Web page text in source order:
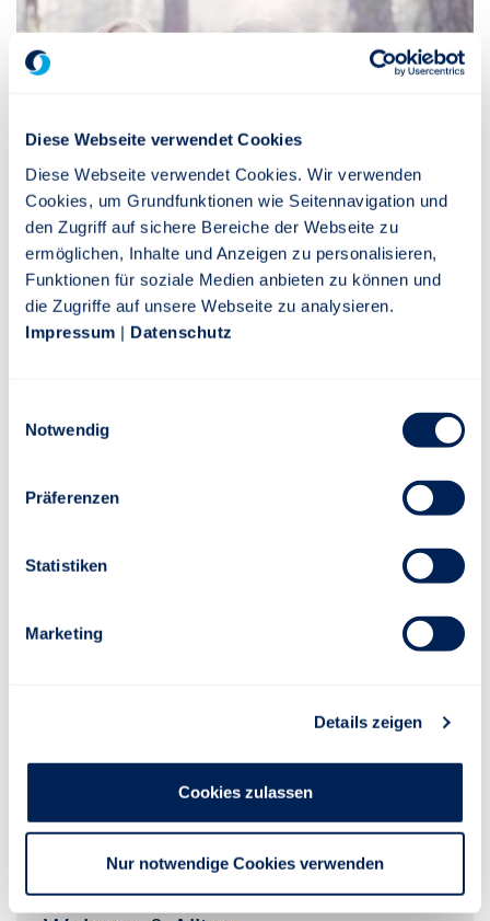
Diese Webseite verwendet Cookies
Diese Webseite verwendet Cookies. Wir verwenden
Cookies, um Grundfunktionen wie Seitennavigation und
den Zugriff auf sichere Bereiche der Webseite zu
ermöglichen, Inhalte und Anzeigen zu personalisieren,
Funktionen für soziale Medien anbieten zu können und
die Zugriffe auf unsere Webseite zu analysieren.
Impressum | Datenschutz
Notwendig
Präferenzen
Statistiken
Marketing
Details zeigen
Cookies zulassen
Nur notwendige Cookies verwenden
Familie & Gesundheit
gewappnet zu sein. Mit der Stuttgarter haben Sie
und Ihre Lieben einen starken Partner an Ihrer Seite.
MEHR INFORMATIONEN